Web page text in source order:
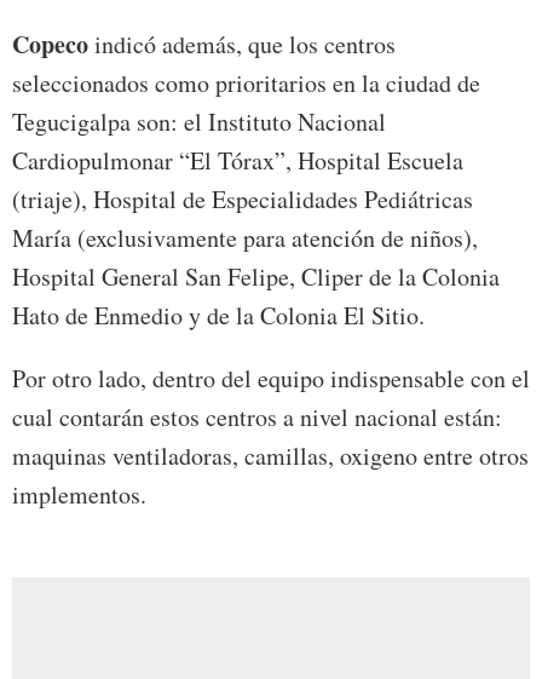
Copecoindicó además, que los centros
seleccionados como prioritarios en la ciudad de
Tegucigalpa son: el Instituto Nacional
Cardiopulmonar “El Tórax”, Hospital Escuela
(triaje), Hospital de Especialidades Pediátricas
María (exclusivamente para atención de niños),
Hospital General San Felipe, Cliper de la Colonia
Hato de Enmedio y de la Colonia El Sitio.
Por otro lado, dentro del equipo indispensable con el
cual contarán estos centros a nivel nacional están:
maquinas ventiladoras, camillas, oxigeno entre otros
implementos.